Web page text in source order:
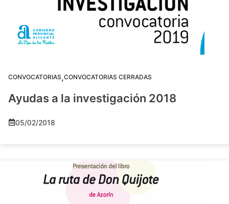
CONVOCATORIAS,CONVOCATORIAS CERRADAS
Ayudas a la investigación 2018
05/02/2018